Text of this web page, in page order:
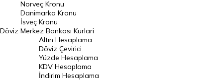
Kanada Doları Kuru
Norveç Kronu Kuru
İsveç Kronu Kuru
Japon Yeni Kuru
Serbest Piyasa Döviz Kurları
Döviz
Norveç Kronu
Danimarka Kronu
İsveç Kronu
Merkez Bankası Kurlari
Altın Hesaplama
Döviz Çevirici
Yüzde Hesaplama
KDV Hesaplama
İndirim Hesaplama